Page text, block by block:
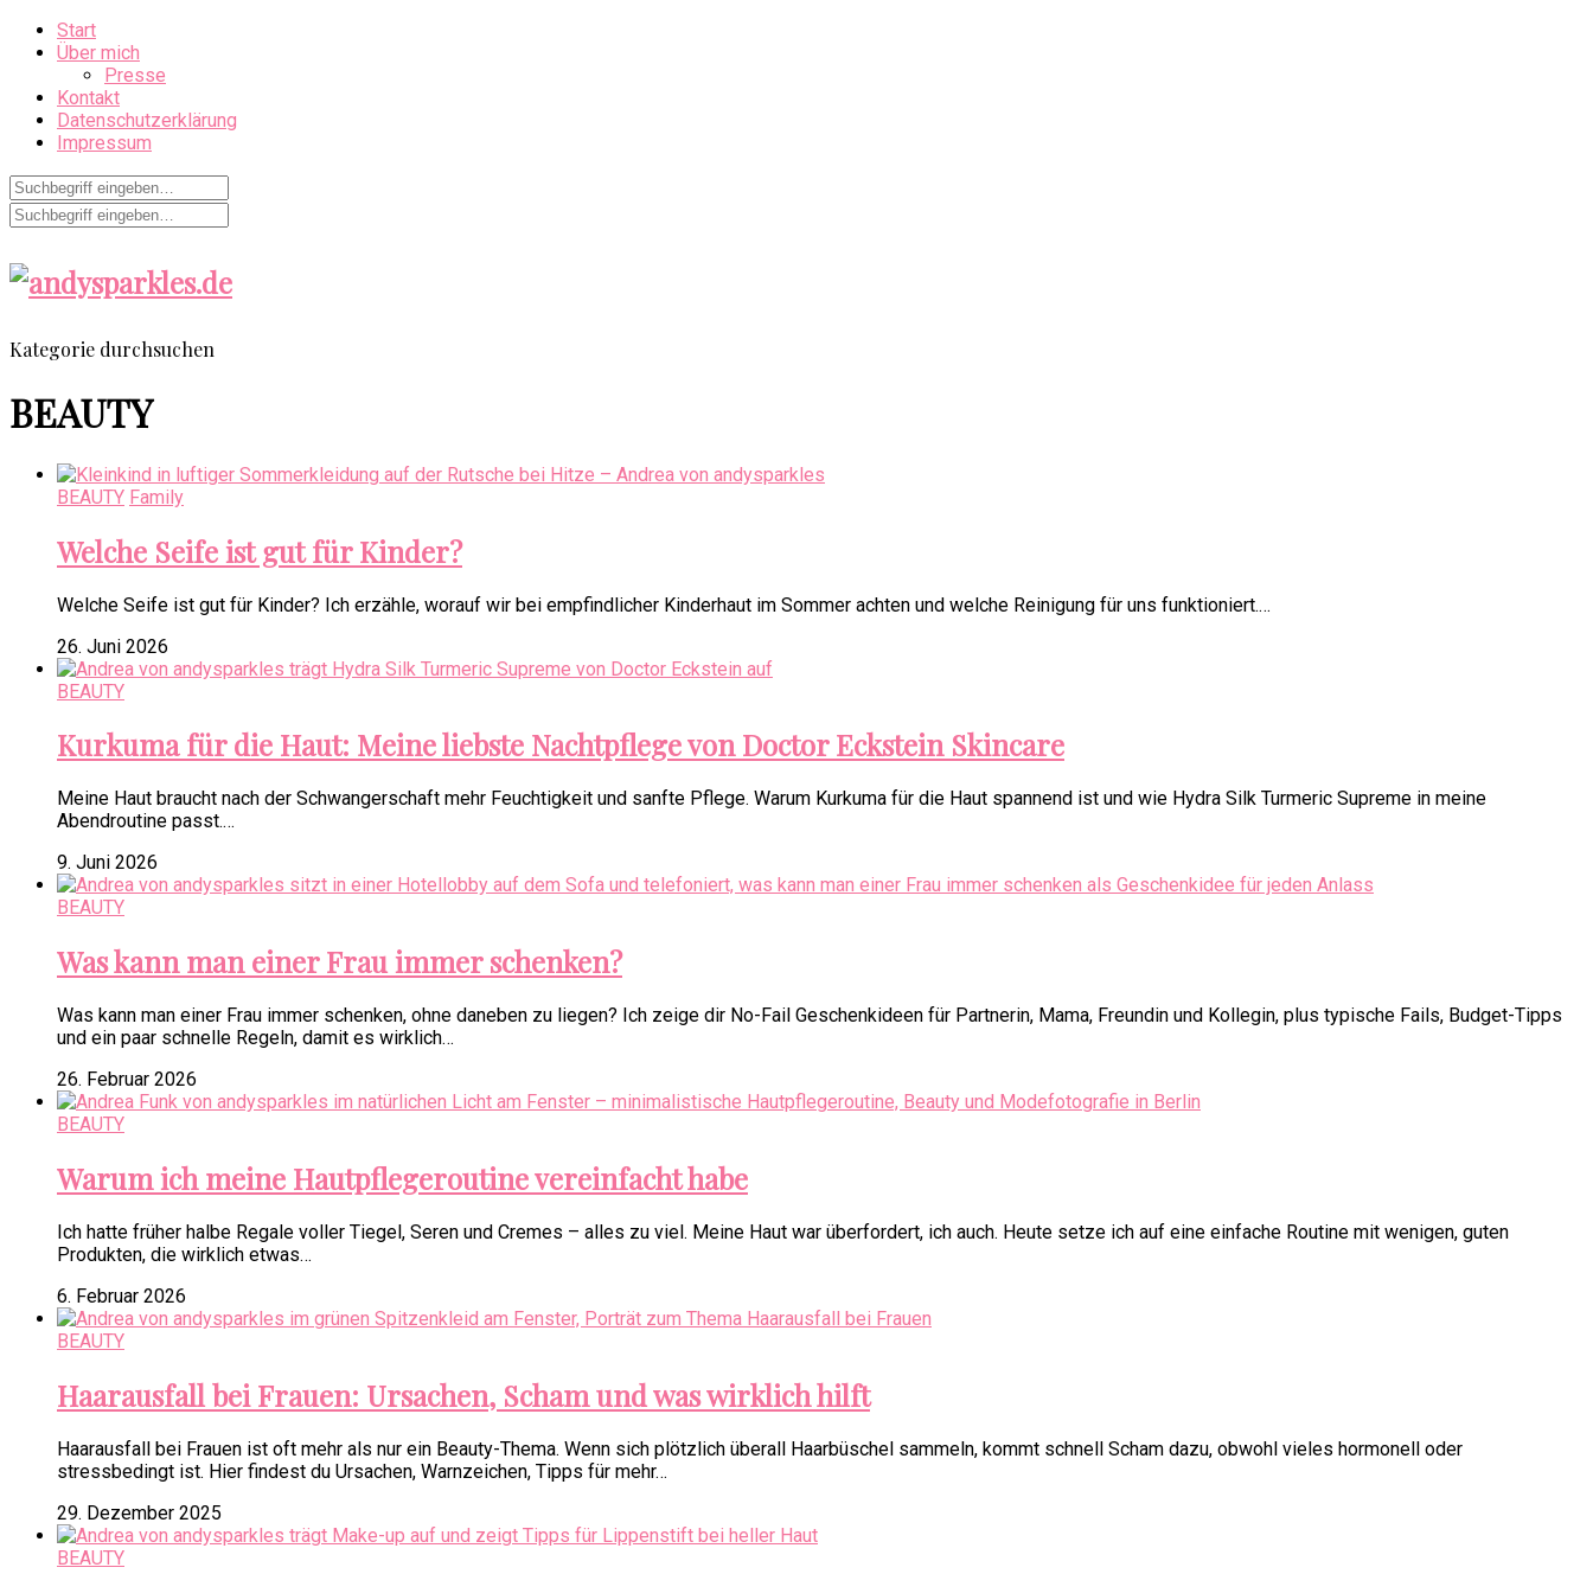
Start
Über mich
Presse
Kontakt
Datenschutzerklärung
Impressum
Kategorie durchsuchen
BEAUTY
BEAUTY Family
Welche Seife ist gut für Kinder?
Welche Seife ist gut für Kinder? Ich erzähle, worauf wir bei empfindlicher Kinderhaut im Sommer achten und welche Reinigung für uns funktioniert.…
26. Juni 2026
BEAUTY
Kurkuma für die Haut: Meine liebste Nachtpflege von Doctor Eckstein Skincare
Meine Haut braucht nach der Schwangerschaft mehr Feuchtigkeit und sanfte Pflege. Warum Kurkuma für die Haut spannend ist und wie Hydra Silk Turmeric Supreme in meine
Abendroutine passt.…
9. Juni 2026
BEAUTY
Was kann man einer Frau immer schenken?
Was kann man einer Frau immer schenken, ohne daneben zu liegen? Ich zeige dir No-Fail Geschenkideen für Partnerin, Mama, Freundin und Kollegin, plus typische Fails, Budget-Tipps
und ein paar schnelle Regeln, damit es wirklich…
26. Februar 2026
BEAUTY
Warum ich meine Hautpflegeroutine vereinfacht habe
Ich hatte früher halbe Regale voller Tiegel, Seren und Cremes – alles zu viel. Meine Haut war überfordert, ich auch. Heute setze ich auf eine einfache Routine mit wenigen, guten
Produkten, die wirklich etwas…
6. Februar 2026
BEAUTY
Haarausfall bei Frauen: Ursachen, Scham und was wirklich hilft
Haarausfall bei Frauen ist oft mehr als nur ein Beauty-Thema. Wenn sich plötzlich überall Haarbüschel sammeln, kommt schnell Scham dazu, obwohl vieles hormonell oder
stressbedingt ist. Hier findest du Ursachen, Warnzeichen, Tipps für mehr…
29. Dezember 2025
BEAUTY